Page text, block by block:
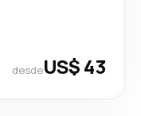
desdeUS$ 43